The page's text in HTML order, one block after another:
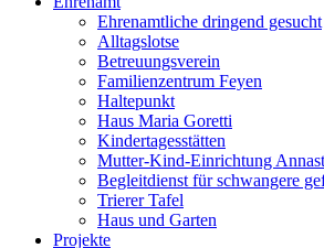
Ehrenamtliche dringend gesucht
Alltagslotse
Betreuungsverein
Familienzentrum Feyen
Haltepunkt
Haus Maria Goretti
Kindertagesstätten
Mutter-Kind-Einrichtung
Begleitdienst für schwangere
Trierer Tafel
Haus und Garten
Projekte